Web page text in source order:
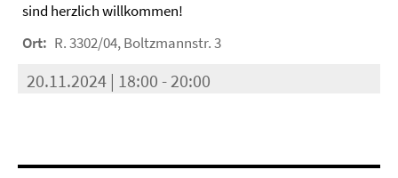
sind herzlich willkommen!
Ort: R. 3302/04, Boltzmannstr. 3
20.11.2024 | 18:00 - 20:00